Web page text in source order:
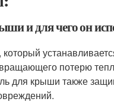
и для чего он
потерю
для крыши также